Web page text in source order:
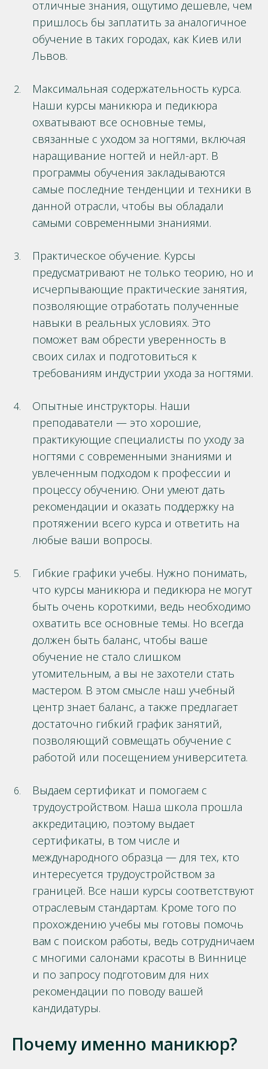
отличные знания, ощутимо дешевле, чем
пришлось бы заплатить за аналогичное
обучение в таких городах, как Киев или
Львов.
Максимальная содержательность курса.
Наши курсы маникюра и педикюра
охватывают все основные темы,
связанные с уходом за ногтями, включая
наращивание ногтей и нейл-арт. В
программы обучения закладываются
самые последние тенденции и техники в
данной отрасли, чтобы вы обладали
самыми современными знаниями.
Практическое обучение. Курсы
предусматривают не только теорию, но и
исчерпывающие практические занятия,
позволяющие отработать полученные
навыки в реальных условиях. Это
поможет вам обрести уверенность в
своих силах и подготовиться к
требованиям индустрии ухода за ногтями.
Опытные инструкторы. Наши
преподаватели — это хорошие,
практикующие специалисты по уходу за
ногтями с современными знаниями и
увлеченным подходом к профессии и
процессу обучению. Они умеют дать
рекомендации и оказать поддержку на
протяжении всего курса и ответить на
любые ваши вопросы.
Гибкие графики учебы. Нужно понимать,
что курсы маникюра и педикюра не могут
быть очень короткими, ведь необходимо
охватить все основные темы. Но всегда
должен быть баланс, чтобы ваше
обучение не стало слишком
утомительным, а вы не захотели стать
мастером. В этом смысле наш учебный
центр знает баланс, а также предлагает
достаточно гибкий график занятий,
позволяющий совмещать обучение с
работой или посещением университета.
Выдаем сертификат и помогаем с
трудоустройством. Наша школа прошла
аккредитацию, поэтому выдает
сертификаты, в том числе и
международного образца — для тех, кто
интересуется трудоустройством за
границей. Все наши курсы соответствуют
отраслевым стандартам. Кроме того по
прохождению учебы мы готовы помочь
вам с поиском работы, ведь сотрудничаем
с многими салонами красоты в Виннице
и по запросу подготовим для них
рекомендации по поводу вашей
кандидатуры.
Почему именно маникюр?